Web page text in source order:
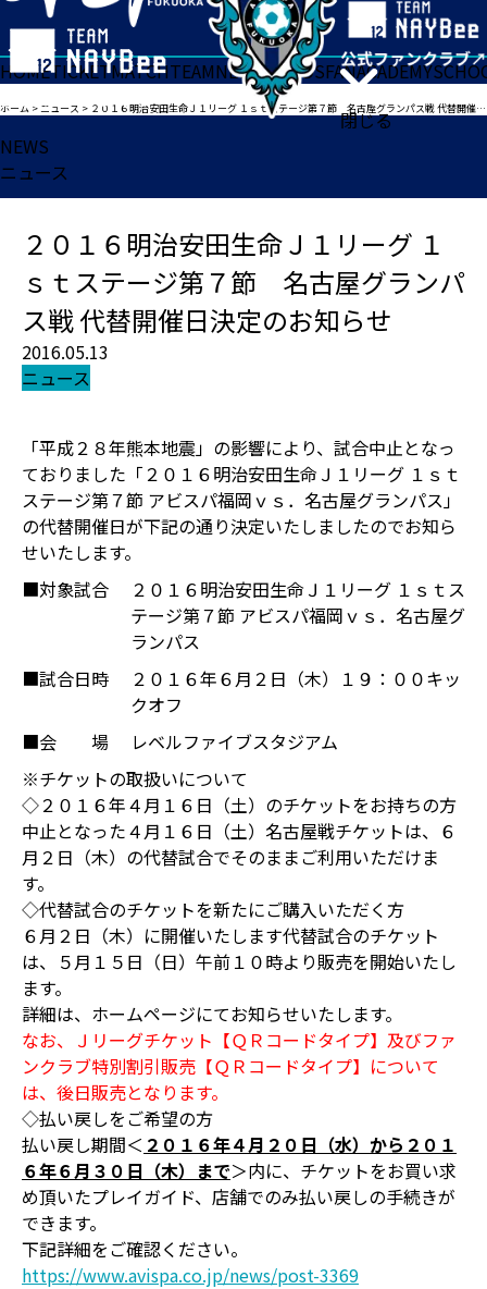
閉じる
HOMETICKETMATCHTEAMNEWSGOODSFANACADEMY
ホーム >ニュース > ２０１６明治安田生命Ｊ１リーグ １ｓｔステージ第７節 名古屋グランパス戦 代替開催日決定のお知らせ
NEWS
ニュース
２０１６明治安田生命Ｊ１リーグ １
ｓｔステージ第７節 名古屋グランパ
ス戦 代替開催日決定のお知らせ
2016.05.13
ニュース
「平成２８年熊本地震」の影響により、試合中止となっ
ておりました「２０１６明治安田生命Ｊ１リーグ １ｓｔ
ステージ第７節 アビスパ福岡ｖｓ．名古屋グランパス」
の代替開催日が下記の通り決定いたしましたのでお知ら
せいたします。
■対象試合
２０１６明治安田生命Ｊ１リーグ １ｓｔス
テージ第７節 アビスパ福岡ｖｓ．名古屋グ
ランパス
■試合日時
２０１６年６月２日（木）１９：００キッ
クオフ
■会 場
レベルファイブスタジアム
※チケットの取扱いについて
◇２０１６年４月１６日（土）のチケットをお持ちの方
中止となった４月１６日（土）名古屋戦チケットは、６
月２日（木）の代替試合でそのままご利用いただけま
す。
◇代替試合のチケットを新たにご購入いただく方
６月２日（木）に開催いたします代替試合のチケット
は、５月１５日（日）午前１０時より販売を開始いたし
ます。
詳細は、ホームページにてお知らせいたします。
なお、Ｊリーグチケット【ＱＲコードタイプ】及びファ
ンクラブ特別割引販売【ＱＲコードタイプ】について
は、後日販売となります。
◇払い戻しをご希望の方
払い戻し期間＜ ２０１６年４月２０日（水）から２０１
６年６月３０日（木）まで＞内に、チケットをお買い求
め頂いたプレイガイド、店舗でのみ払い戻しの手続きが
できます。
下記詳細をご確認ください。
https://www.avispa.co.jp/news/post-3369